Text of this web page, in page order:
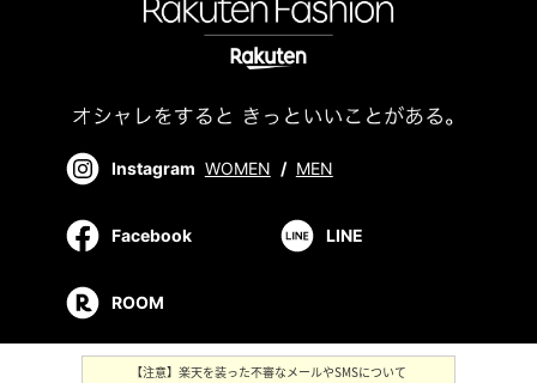
Instagram WOMEN / MEN
Facebook LINE
ROOM
【注意】楽天を装った不審なメールやSMSについて